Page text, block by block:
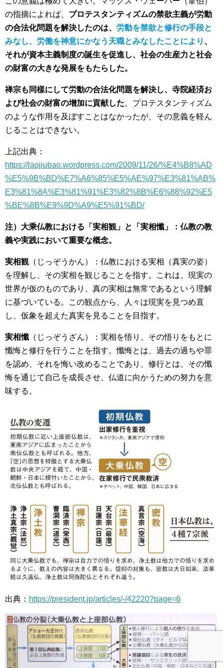
の指摘によれば、 プロテスタンティズムの禁欲主義が労動
の合法化問題を解決したのは、 労動を禁欲と修行の手段と
みなし、労働を神意にかなう天職とみなしたことにより 、
それが資本主義制度の誕生を促進し、社会の生産力と社会
の財富の大きな発展をもたらした。
禅宗も同樣にして労動の合法化問題を解決し、寺院経済お
よび社会の財富の增加に貢献した。プロテスタンティズム
のような作用を及ぼすことはなかったが、その意義を軽ん
じることはできない。
上記出典：
https://laojiubao.wordpress.com/2009/11/26/%E4%B8%AD
%E5%9B%BD%E7%A6%85%E5%AE%97%E3%81%AB%
E3%81%8A%E3%81%91%E3%82%8B%E6%88%92%E5
%BE%8B%E9%9D%A9%E5%91%BD/
注）大乘仏教における「実相観」と「実相懺」：仏教の教
義や実践において重要な概念。
実相観（じっぞうかん）：仏教における実相（真実の姿）
を理解し、その実相を観じることを指す。これは、現実の
世界が仮のものであり、真の実相は無常であるという理解
に基づいている。この観点から、人々は現実を見つめ直
し、仮象を超えた真実を見ることを目指す。
実相懺 （じっぞうざん）：実相を悟り、その悟りをもとに
懺悔と修行を行うことを指す。懺悔とは、過去の過ちや罪
を認め、それを悔い改めることであり、修行とは、その懺
悔を通じて自己を成長させ、仏道に向かうための努力を意
味する。
出典： https://president.jp/articles/-/42220?page=6